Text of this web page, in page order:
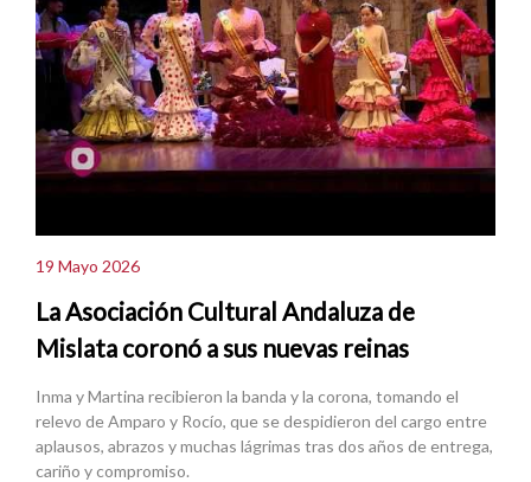
19 Mayo 2026
La Asociación Cultural Andaluza de
Mislata coronó a sus nuevas reinas
Inma y Martina recibieron la banda y la corona, tomando el
relevo de Amparo y Rocío, que se despidieron del cargo entre
aplausos, abrazos y muchas lágrimas tras dos años de entrega,
cariño y compromiso.